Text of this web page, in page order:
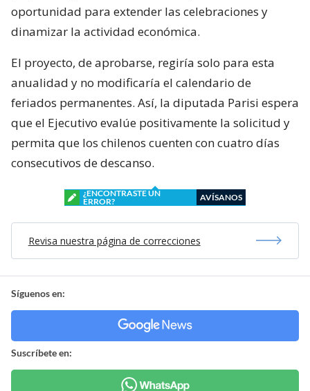
oportunidad para extender las celebraciones y
dinamizar la actividad económica.
El proyecto, de aprobarse, regiría solo para esta
anualidad y no modificaría el calendario de
feriados permanentes. Así, la diputada Parisi espera
que el Ejecutivo evalúe positivamente la solicitud y
permita que los chilenos cuenten con cuatro días
consecutivos de descanso.
¿ENCONTRASTE UN
ERROR?
AVÍSANOS
Revisa nuestra página de correcciones
Síguenos en:
Suscríbete en: